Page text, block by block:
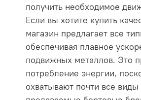
получить необходимое
Если вы хотите купить
магазин предлагает все
обеспечивая плавное
подвижных металлов. Это
потребление энергии,
охватывают почти все